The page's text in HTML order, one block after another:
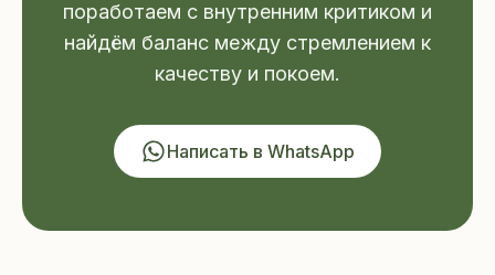
поработаем с внутренним критиком и
найдём баланс между стремлением к
качеству и покоем.
Написать в WhatsApp